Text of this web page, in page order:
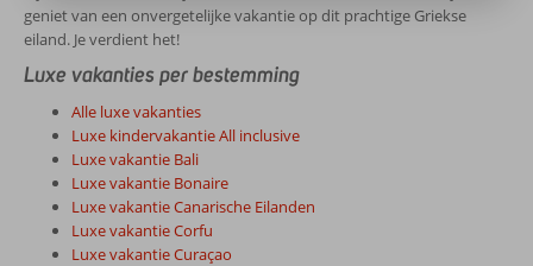
geniet van een onvergetelijke vakantie op dit prachtige Griekse
eiland. Je verdient het!
Luxe vakanties per bestemming
Alle luxe vakanties
Luxe kindervakantie All inclusive
Luxe vakantie Bali
Luxe vakantie Bonaire
Luxe vakantie Canarische Eilanden
Luxe vakantie Corfu
Luxe vakantie Curaçao